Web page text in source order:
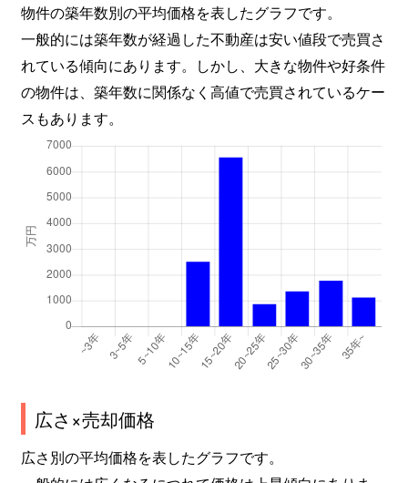
物件の築年数別の平均価格を表したグラフです。
一般的には築年数が経過した不動産は安い値段で売買さ
れている傾向にあります。しかし、大きな物件や好条件
の物件は、築年数に関係なく高値で売買されているケー
スもあります。
広さ×売却価格
広さ別の平均価格を表したグラフです。